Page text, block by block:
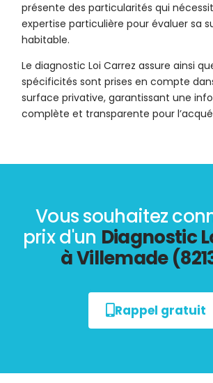
présente des particularités qui
expertise particulière pour évaluer sa
habitable.
Le diagnostic Loi Carrez assure ainsi
spécificités sont prises en compte
surface privative, garantissant une
complète et transparente pour
Vous souhaitez
prix d'un Diagnostic
à Villemade
Rappel gratuit